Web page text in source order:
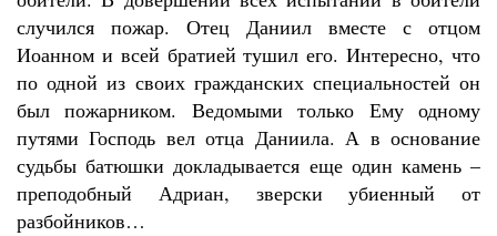
случился пожар. Отец Даниил вместе с отцом
Иоанном и всей братией тушил его. Интересно, что
по одной из своих гражданских специальностей он
был пожарником. Ведомыми только Ему одному
путями Господь вел отца Даниила. А в основание
судьбы батюшки докладывается еще один камень –
преподобный Адриан, зверски убиенный от
разбойников…